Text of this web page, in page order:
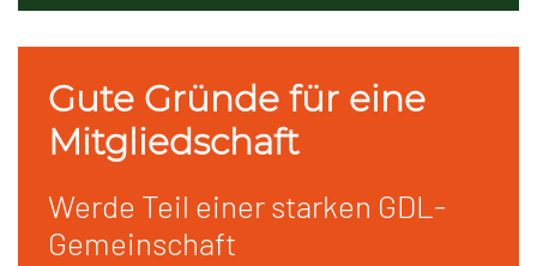
Gute Gründe für eine
Mitgliedschaft
Werde Teil einer starken GDL-
Gemeinschaft